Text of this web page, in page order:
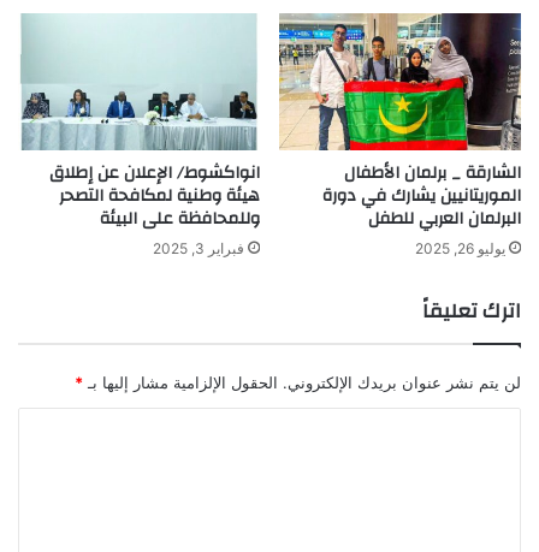
الشارقة _ برلمان الأطفال
الموريتانيين يشارك في دورة
البرلمان العربي للطفل
يوليو 26, 2025
انواكشوط/ الإعلان عن إطلاق
هيئة وطنية لمكافحة التصحر
وللمحافظة على البيئة
فبراير 3, 2025
اترك تعليقاً
لن يتم نشر عنوان بريدك الإلكتروني. الحقول الإلزامية مشار إليها بـ *